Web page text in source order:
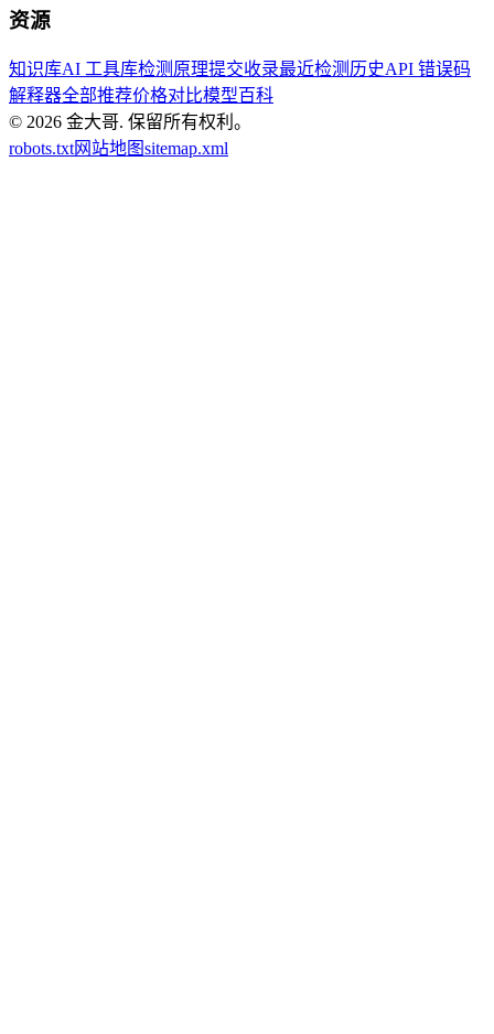
资源
知识库AI 工具库检测原理提交收录最近检测历史API 错误码
解释器全部推荐价格对比模型百科
© 2026 金大哥. 保留所有权利。
robots.txt网站地图sitemap.xml